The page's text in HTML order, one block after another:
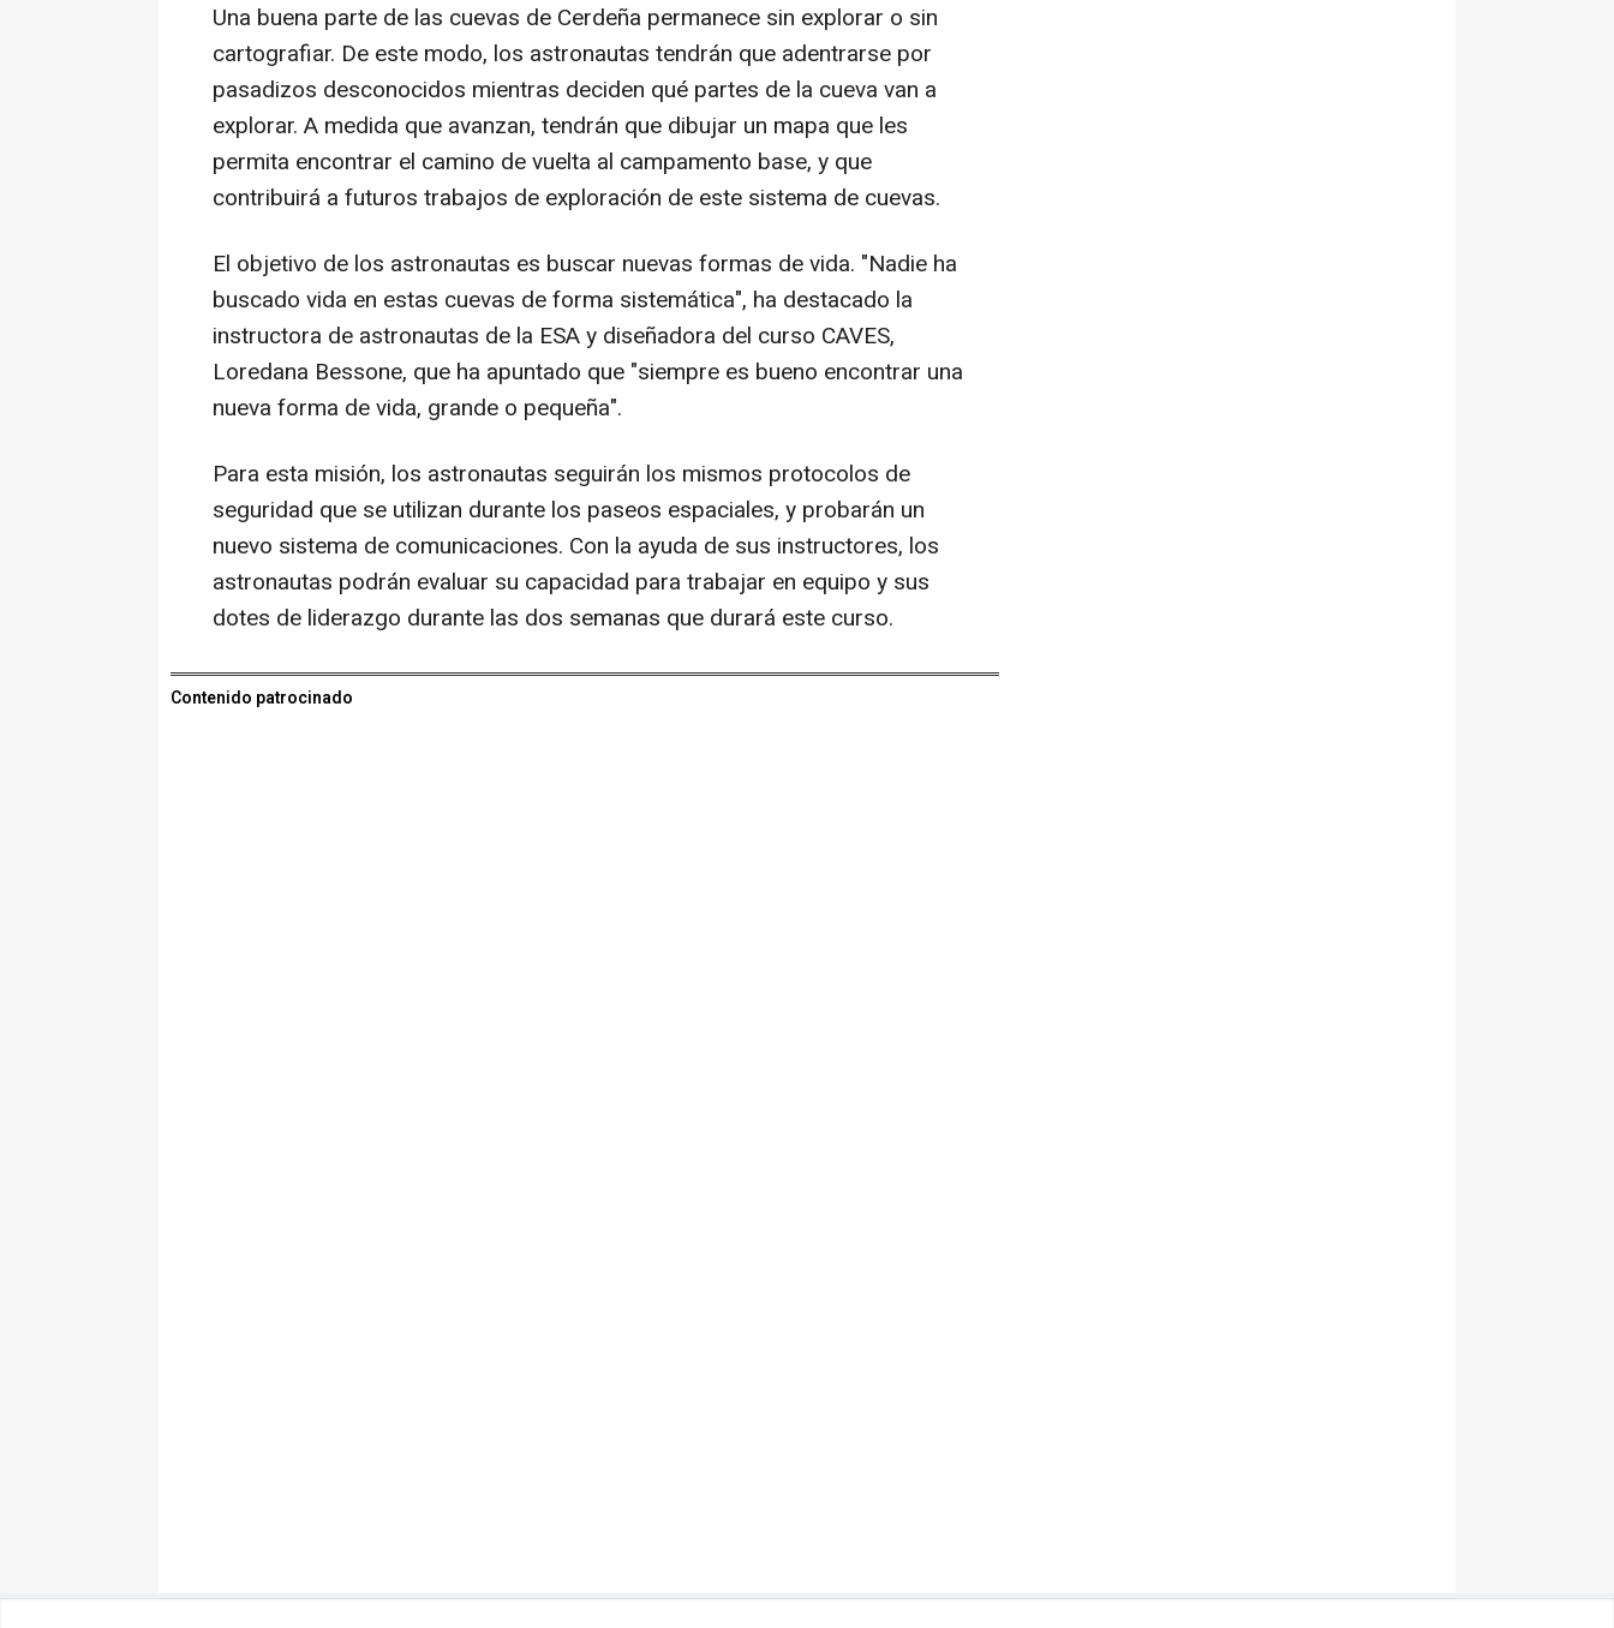
Una buena parte de las cuevas de Cerdeña permanece sin explorar o sin
cartografiar. De este modo, los astronautas tendrán que adentrarse por
pasadizos desconocidos mientras deciden qué partes de la cueva van a
explorar. A medida que avanzan, tendrán que dibujar un mapa que les
permita encontrar el camino de vuelta al campamento base, y que
contribuirá a futuros trabajos de exploración de este sistema de cuevas.
El objetivo de los astronautas es buscar nuevas formas de vida. "Nadie ha
buscado vida en estas cuevas de forma sistemática", ha destacado la
instructora de astronautas de la ESA y diseñadora del curso CAVES,
Loredana Bessone, que ha apuntado que "siempre es bueno encontrar una
nueva forma de vida, grande o pequeña".
Para esta misión, los astronautas seguirán los mismos protocolos de
seguridad que se utilizan durante los paseos espaciales, y probarán un
nuevo sistema de comunicaciones. Con la ayuda de sus instructores, los
astronautas podrán evaluar su capacidad para trabajar en equipo y sus
dotes de liderazgo durante las dos semanas que durará este curso.
Contenido patrocinado